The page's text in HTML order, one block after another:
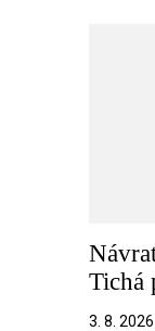
Tichá
3. 8.